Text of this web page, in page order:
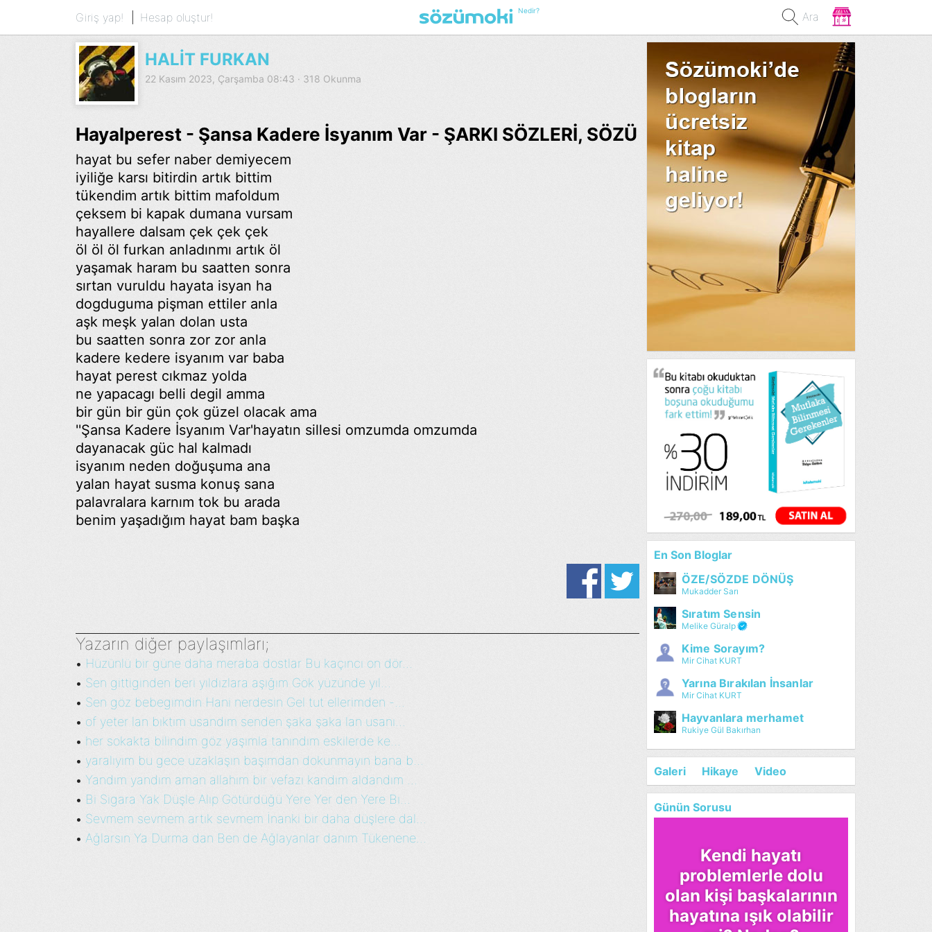
Giriş yap! Hesap oluştur! Nedir? Ara
HALİT FURKAN
22 Kasım 2023, Çarşamba 08:43 · 318 Okunma
Hayalperest - Şansa Kadere İsyanım Var - ŞARKI SÖZLERİ, SÖZÜ
hayat bu sefer naber demiyecem
iyiliğe karsı bitirdin artık bittim
tükendim artık bittim mafoldum
çeksem bi kapak dumana vursam
hayallere dalsam çek çek çek
öl öl öl furkan anladınmı artık öl
yaşamak haram bu saatten sonra
sırtan vuruldu hayata isyan ha
dogduguma pişman ettiler anla
aşk meşk yalan dolan usta
bu saatten sonra zor zor anla
kadere kedere isyanım var baba
hayat perest cıkmaz yolda
ne yapacagı belli degil amma
bir gün bir gün çok güzel olacak ama
''Şansa Kadere İsyanım Var'hayatın sillesi omzumda omzumda
dayanacak güc hal kalmadı
isyanım neden doğuşuma ana
yalan hayat susma konuş sana
palavralara karnım tok bu arada
benim yaşadığım hayat bam başka
Yazarın diğer paylaşımları;
• Hüzünlü bir güne daha meraba dostlar Bu kaçıncı on dör...
• Sen gittiginden beri yıldızlara aşığım Gök yüzünde yıl...
• Sen göz bebegimdin Hani nerdesin Gel tut ellerimden -...
• of yeter lan bıktım usandım senden şaka şaka lan usanı...
• her sokakta bilindim göz yaşımla tanındım eskilerde ke...
• yaralıyım bu gece uzaklaşın başımdan dokunmayın bana b...
• Yandım yandım aman allahım bir vefazı kandım aldandım ...
• Bi Sigara Yak Düşle Alıp Götürdüğü Yere Yer den Yere Bı...
• Sevmem sevmem artık sevmem İnanki bir daha düşlere dal...
• Ağlarsın Ya Durma dan Ben de Ağlayanlar danım Tükenene...
En Son Bloglar
ÖZE/SÖZDE DÖNÜŞ
Mukadder Sarı
Sıratım Sensin
Melike Güralp
Kime Sorayım?
Mir Cihat KURT
Yarına Bırakılan İnsanlar
Mir Cihat KURT
Hayvanlara merhamet
Rukiye Gül Bakırhan
Galeri Hikaye Video
Günün Sorusu
Kendi hayatı
problemlerle dolu
olan kişi başkalarının
hayatına ışık olabilir